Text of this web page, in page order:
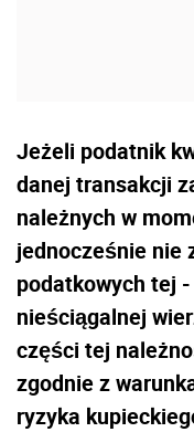
Jeżeli podatnik
danej transakcji
należnych w
jednocześnie nie
podatkowych tej
nieściągalnej
części tej
zgodnie z
ryzyka